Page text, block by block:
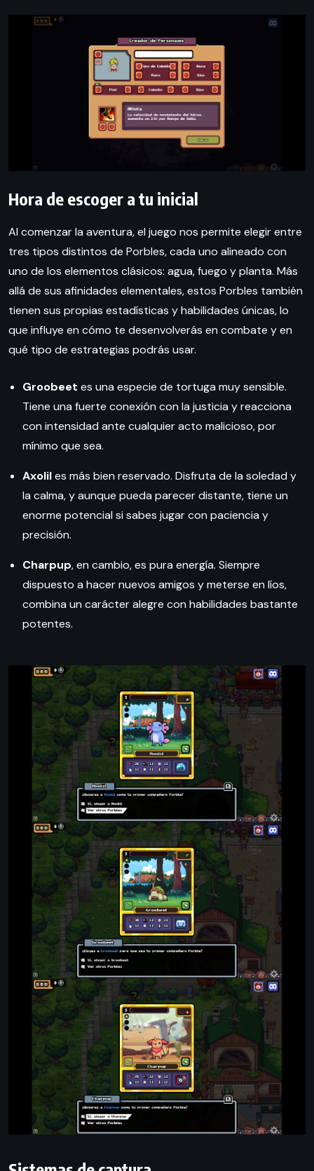
Hora de escoger a tu inicial
Al comenzar la aventura, el juego nos permite elegir entre
tres tipos distintos de Porbles, cada uno alineado con
uno de los elementos clásicos: agua, fuego y planta. Más
allá de sus afinidades elementales, estos Porbles también
tienen sus propias estadísticas y habilidades únicas, lo
que influye en cómo te desenvolverás en combate y en
qué tipo de estrategias podrás usar.
Groobeet es una especie de tortuga muy sensible.
Tiene una fuerte conexión con la justicia y reacciona
con intensidad ante cualquier acto malicioso, por
mínimo que sea.
Axoliles más bien reservado. Disfruta de la soledad y
la calma, y aunque pueda parecer distante, tiene un
enorme potencial si sabes jugar con paciencia y
precisión.
Charpup, en cambio, es pura energía. Siempre
dispuesto a hacer nuevos amigos y meterse en líos,
combina un carácter alegre con habilidades bastante
potentes.